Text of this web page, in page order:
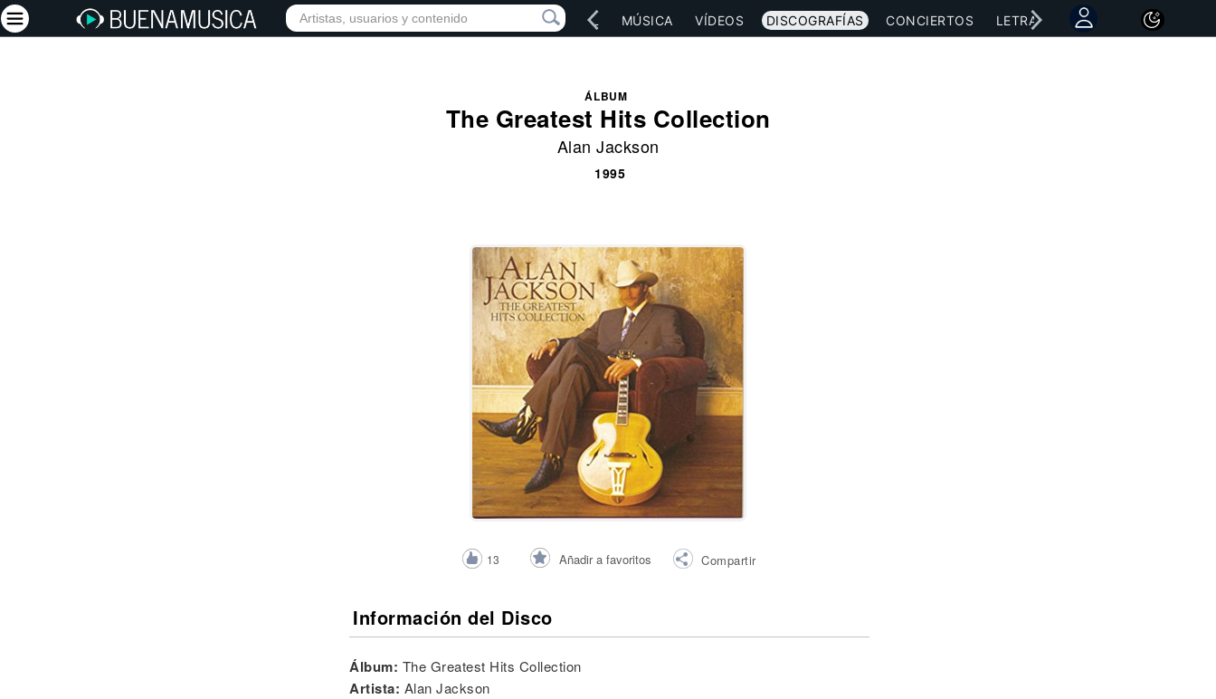
INICIO ARTISTAS RED SOCIAL MÚSICA VÍDEOS DISCOGRAFÍAS CONCIERTOS LETRAS NOTICIAS
ÁLBUM
The Greatest Hits Collection
Alan Jackson
1995
13 Añadir a favoritos Compartir
Información del Disco
Álbum: The Greatest Hits Collection
Artista: Alan Jackson